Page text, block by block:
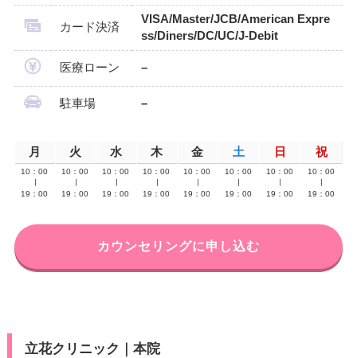
カード決済
VISA/Master/JCB/American Expre
ss/Diners/DC/UC/J-Debit
医療ローン –
駐車場 –
月 火 水 木 金 土 日 祝
10：00
19：00
10：00
19：00
10：00
19：00
10：00
19：00
10：00
19：00
10：00
19：00
10：00
19：00
10：00
19：00
カウンセリングに申し込む
立花クリニック｜本院